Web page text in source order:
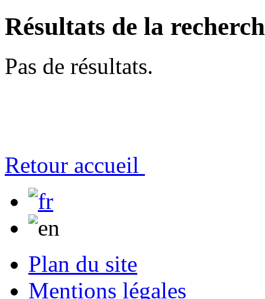
Résultats de la
Pas de résultats.
Retour accueil
Plan du site
Mentions légales